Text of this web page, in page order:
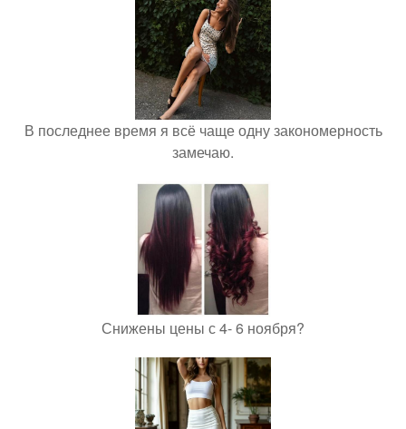
В последнее время я всё чаще одну закономерность
замечаю.
Снижены цены с 4- 6 ноября?